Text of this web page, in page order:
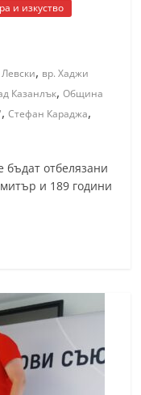
и изкуство
, вр. Хаджи
Казанлък,Община
,Стефан Караджа,
отбелязани
и 189 години